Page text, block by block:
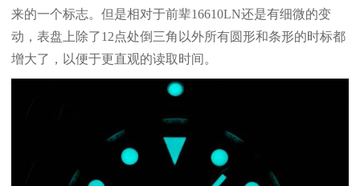
来的一个标志。但是相对于前辈16610LN还是有细微的变
动，表盘上除了12点处倒三角以外所有圆形和条形的时标都
增大了，以便于更直观的读取时间。